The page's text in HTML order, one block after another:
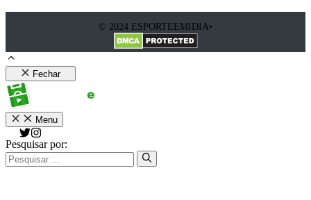
© 2024 ESPORTEEMIDIA•
Fechar
Menu
Pesquisar por: